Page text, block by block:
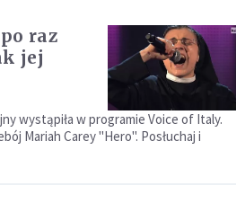
raz
jej
wystąpiła w programie Voice of Italy.
Mariah Carey "Hero". Posłuchaj i